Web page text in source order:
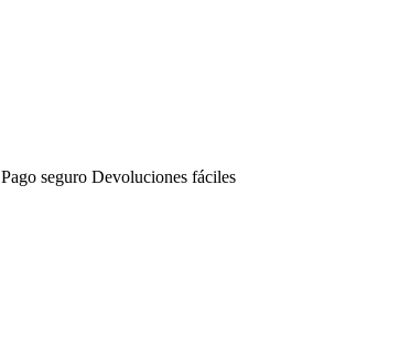
Pago seguro Devoluciones fáciles